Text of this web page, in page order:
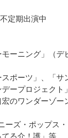
定期出演中
モーニング」（デ
ポーツ」、「サ
ープロジェクト
宏のワンダーゾ
ーズ・ポップス・
る介！護」等